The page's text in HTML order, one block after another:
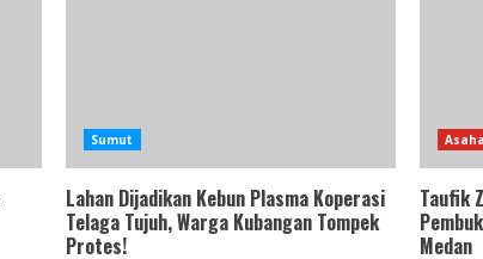
Sumut
Lahan Dijadikan Kebun Plasma Koperasi
Telaga Tujuh, Warga Kubangan Tompek
Protes!
Taufik
Medan